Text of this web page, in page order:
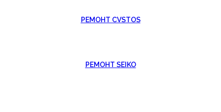
РЕМОНТ CVSTOS
РЕМОНТ SEIKO